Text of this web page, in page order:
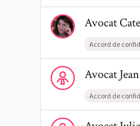
Voir le profil de
Avocat
Accord de
Voir le profil de
Avocat
Accord de
Voir le profil de